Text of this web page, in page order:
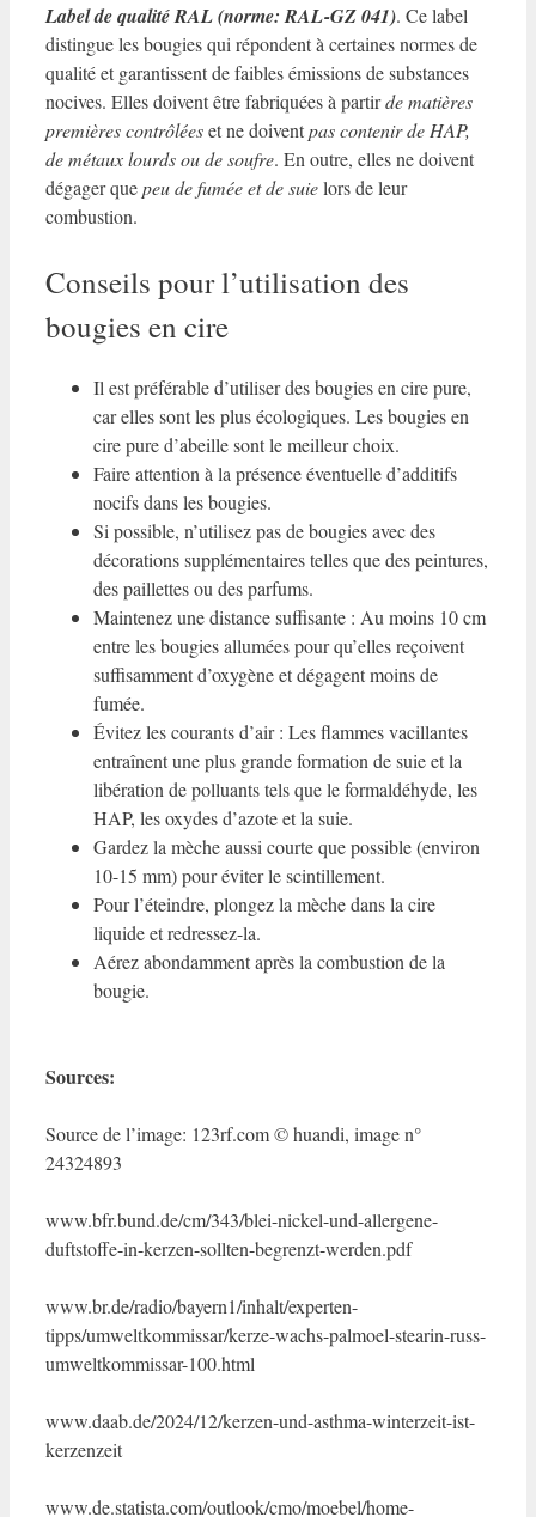
Label de qualité RAL (norme: RAL-GZ 041). Ce label
distingue les bougies qui répondent à certaines normes de
qualité et garantissentde faibles émissions de substances
nocives. Elles doivent être fabriquées à partirde matières
premières contrôléeset ne doiventpas contenir de HAP,
de métaux lourds ou de soufre. En outre, elles ne doivent
dégager quepeu de fumée et de suielors de leur
combustion.
Conseils pour l’utilisation des
bougies en cire
Il est préférable d’utiliser des bougies en cire pure,
car elles sont les plus écologiques. Les bougies en
cire pure d’abeille sont le meilleur choix.
Faire attention à la présence éventuelle d’additifs
nocifs dans les bougies.
Si possible, n’utilisez pas de bougies avec des
décorations supplémentaires telles que des peintures,
des paillettes ou des parfums.
Maintenez une distance suffisante : Au moins 10 cm
entre les bougies allumées pour qu’elles reçoivent
suffisamment d’oxygène et dégagent moins de
fumée.
Évitez les courants d’air : Les flammes vacillantes
entraînent une plus grande formation de suie et la
libération de polluants tels que le formaldéhyde, les
HAP, les oxydes d’azote et la suie.
Gardez la mèche aussi courte que possible (environ
10-15 mm) pour éviter le scintillement.
Pour l’éteindre, plongez la mèche dans la cire
liquide et redressez-la.
Aérez abondamment après la combustion de la
bougie.
Sources:
Source de l’image: 123rf.com © huandi, image n°
24324893
www.bfr.bund.de/cm/343/blei-nickel-und-allergene-
duftstoffe-in-kerzen-sollten-begrenzt-werden.pdf
www.br.de/radio/bayern1/inhalt/experten-
tipps/umweltkommissar/kerze-wachs-palmoel-stearin-russ-
umweltkommissar-100.html
www.daab.de/2024/12/kerzen-und-asthma-winterzeit-ist-
kerzenzeit
www.de.statista.com/outlook/cmo/moebel/home-